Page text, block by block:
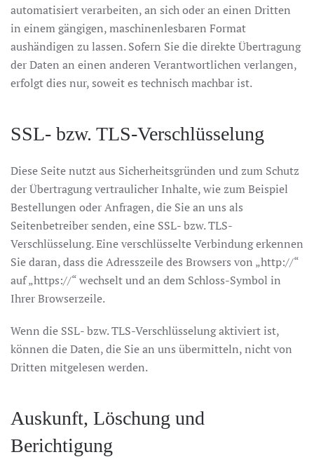
automatisiert verarbeiten, an sich oder an einen Dritten
in einem gängigen, maschinenlesbaren Format
aushändigen zu lassen. Sofern Sie die direkte Übertragung
der Daten an einen anderen Verantwortlichen verlangen,
erfolgt dies nur, soweit es technisch machbar ist.
SSL- bzw. TLS-Verschlüsselung
Diese Seite nutzt aus Sicherheitsgründen und zum Schutz
der Übertragung vertraulicher Inhalte, wie zum Beispiel
Bestellungen oder Anfragen, die Sie an uns als
Seitenbetreiber senden, eine SSL- bzw. TLS-
Verschlüsselung. Eine verschlüsselte Verbindung erkennen
Sie daran, dass die Adresszeile des Browsers von „http://“
auf „https://“ wechselt und an dem Schloss-Symbol in
Ihrer Browserzeile.
Wenn die SSL- bzw. TLS-Verschlüsselung aktiviert ist,
können die Daten, die Sie an uns übermitteln, nicht von
Dritten mitgelesen werden.
Auskunft, Löschung und
Berichtigung